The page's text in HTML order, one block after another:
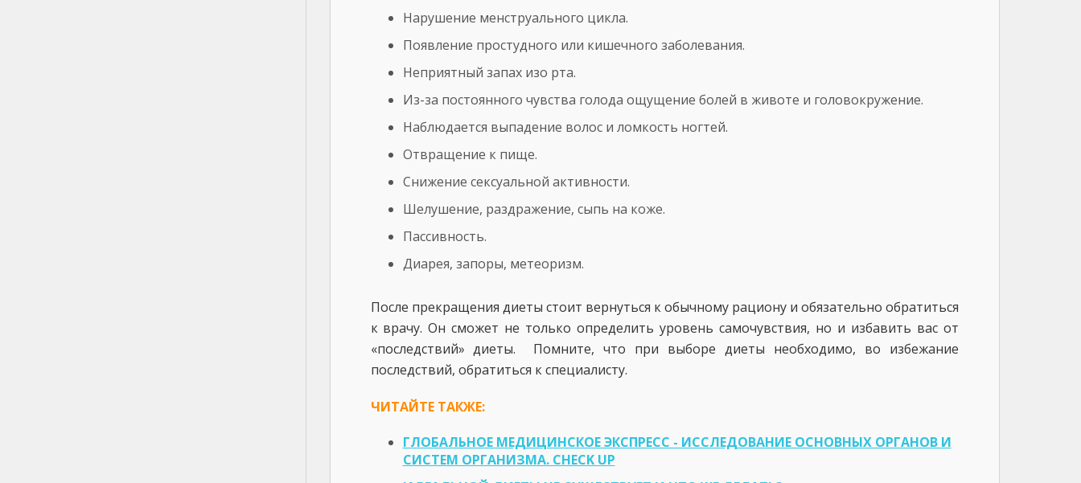
Нарушение менструального цикла.
Появление простудного или кишечного заболевания.
Неприятный запах изо рта.
Из-за постоянного чувства голода ощущение болей в животе и головокружение.
Наблюдается выпадение волос и ломкость ногтей.
Отвращение к пище.
Снижение сексуальной активности.
Шелушение, раздражение, сыпь на коже.
Пассивность.
Диарея, запоры, метеоризм.
После прекращения диеты стоит вернуться к обычному рациону и обязательно обратиться
к врачу. Он сможет не только определить уровень самочувствия, но и избавить вас от
«последствий» диеты. Помните, что при выборе диеты необходимо, во избежание
последствий, обратиться к специалисту.
ЧИТАЙТЕ ТАКЖЕ:
ГЛОБАЛЬНОЕ МЕДИЦИНСКОЕ ЭКСПРЕСС - ИССЛЕДОВАНИЕ ОСНОВНЫХ ОРГАНОВ И
СИСТЕМ ОРГАНИЗМА. CHECK UP